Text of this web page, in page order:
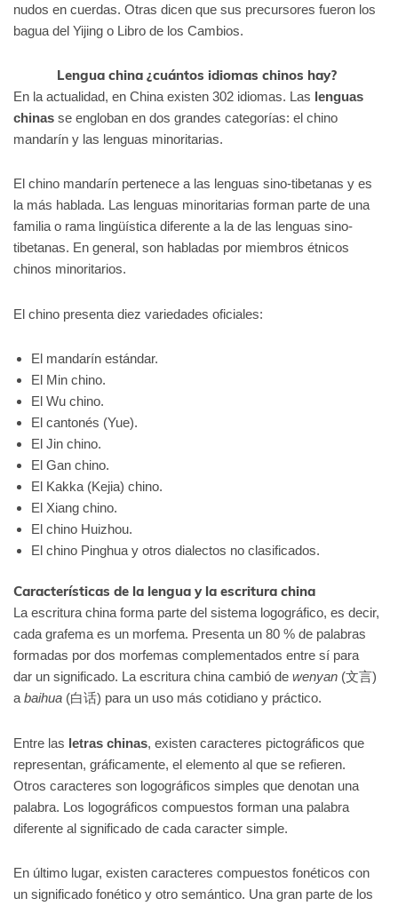
nudos en cuerdas. Otras dicen que sus precursores fueron los
bagua del Yijing o Libro de los Cambios.
Lengua china ¿cuántos idiomas chinos hay?
En la actualidad, en China existen 302 idiomas. Las lenguas
chinas se engloban en dos grandes categorías: el chino
mandarín y las lenguas minoritarias.
El chino mandarín pertenece a las lenguas sino-tibetanas y es
la más hablada. Las lenguas minoritarias forman parte de una
familia o rama lingüística diferente a la de las lenguas sino-
tibetanas. En general, son habladas por miembros étnicos
chinos minoritarios.
El chino presenta diez variedades oficiales:
El mandarín estándar.
El Min chino.
El Wu chino.
El cantonés (Yue).
El Jin chino.
El Gan chino.
El Kakka (Kejia) chino.
El Xiang chino.
El chino Huizhou.
El chino Pinghua y otros dialectos no clasificados.
Características de la lengua y la escritura china
La escritura china forma parte del sistema logográfico, es decir,
cada grafema es un morfema. Presenta un 80 % de palabras
formadas por dos morfemas complementados entre sí para
dar un significado. La escritura china cambió de wenyan (文言)
a baihua (白话) para un uso más cotidiano y práctico.
Entre las letras chinas, existen caracteres pictográficos que
representan, gráficamente, el elemento al que se refieren.
Otros caracteres son logográficos simples que denotan una
palabra. Los logográficos compuestos forman una palabra
diferente al significado de cada caracter simple.
En último lugar, existen caracteres compuestos fonéticos con
un significado fonético y otro semántico. Una gran parte de los